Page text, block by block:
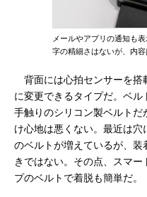
メールやアプリの通知も
字の精細さはないが、内
背面には心拍センサーを搭
に変更できるタイプだ。ベ
手触りのシリコン製ベルト
け心地は悪くない。最近は
のベルトが増えているが、
きではない。その点、スマ
プのベルトで着脱も簡単だ。